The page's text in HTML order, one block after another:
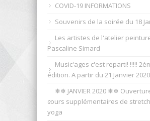
COVID-19 INFORMATIONS
Souvenirs de la soirée du 18
Les artistes de l'atelier
Pascaline Simard
Music'ages c'est reparti! !!!!!
édition. A partir du 21 Janvier 2020
❄︎❄︎ JANVIER 2020 ❄︎❄︎
cours supplémentaires de
yoga